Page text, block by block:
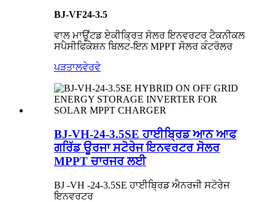
BJ-VF24-3.5
ਵਾਲ ਮਾਊਂਟਡ ਏਕੀਕ੍ਰਿਤ ਸੋਲਰ ਇਨਵਰਟਰ ਟੈਕਨੀਕਲ
ਸਪੈਸੀਫਿਕੇਸ਼ਨ ਬਿਲਟ-ਇਨ MPPT ਸੋਲਰ ਕੰਟਰੋਲਰ
ਪੜਤਾਲਵੇਰਵੇ
BJ-VH-24-3.5SE ਹਾਈਬ੍ਰਿਡ ਆਨ ਆਫ
ਗਰਿੱਡ ਊਰਜਾ ਸਟੋਰੇਜ ਇਨਵਰਟਰ ਸੋਲਰ
MPPT ਚਾਰਜਰ ਲਈ
BJ -VH -24-3.5SE ਹਾਈਬ੍ਰਿਡ ਐਨਰਜੀ ਸਟੋਰੇਜ
ਇਨਵਰਟਰ